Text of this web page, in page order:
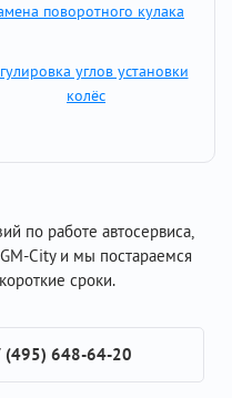
поворотного кулака
углов установки
колёс
по работе автосервиса,
City и мы постараемся
сроки.
(495) 648-64-20